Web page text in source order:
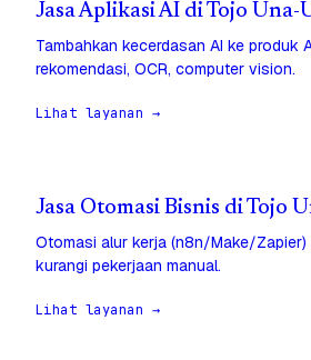
Jasa Aplikasi AI di Tojo Una-
Tambahkan kecerdasan AI ke produk
rekomendasi, OCR, computer vision.
Lihat layanan →
Jasa Otomasi Bisnis di Tojo
Otomasi alur kerja (n8n/Make/
kurangi pekerjaan manual.
Lihat layanan →